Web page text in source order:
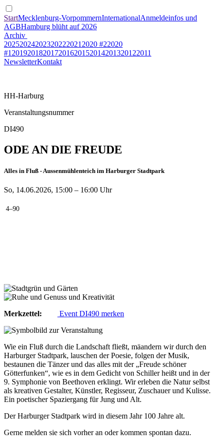
StartMecklenburg-VorpommernInternationalAnmeldeinfos und
AGBHamburg blüht auf 2026
Archiv
20252024202320222021 2020 #22020
#1 201920182017201620152014201320122011
NewsletterKontakt
HH-Harburg
Veranstaltungsnummer
DI490
ODE AN DIE FREUDE
Alles in Fluß - Aussenmühlenteich im Harburger Stadtpark
So, 14.06.2026, 15:00 – 16:00 Uhr
4–90
Merkzettel: Event DI490 merken
Wie ein Fluß durch die Landschaft fließt, mäandern wir durch den
Harburger Stadtpark, lauschen der Poesie, folgen der Musik,
bestaunen die Tänzer und das alles mit der „Freude schöner
Götterfunken“, wie es in dem Gedicht von Schiller heißt und in der
9. Symphonie von Beethoven erklingt. Wir erleben die Natur selbst
als kreativen Gestalter, Künstler, Regisseur, Zuschauer und Kulisse.
Ein poetischer Spaziergang für Jung und Alt.
Der Harburger Stadtpark wird in diesem Jahr 100 Jahre alt.
Gerne melden sie sich vorher an oder kommen spontan dazu.